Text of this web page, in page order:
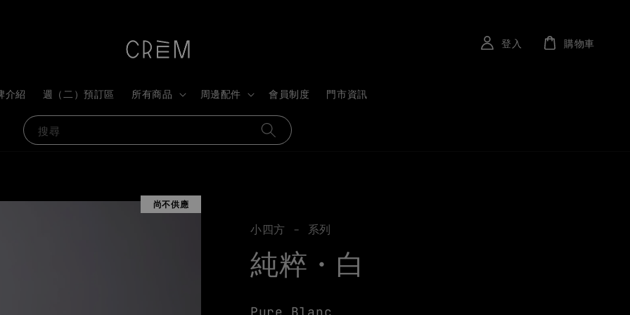
搜尋
介紹 週（二）預訂區 所有商品 周邊配件 會員制度 門市資訊
登入 購物車
尚不供應
小四方 - 系列
純粹・白